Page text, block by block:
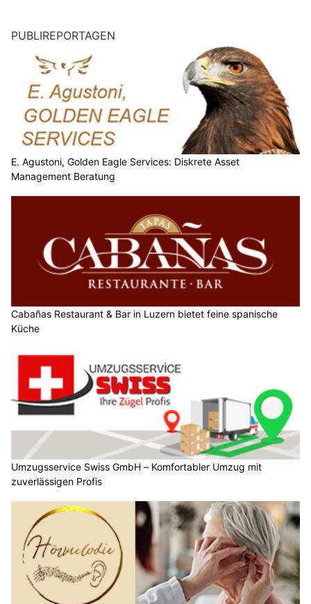
PUBLIREPORTAGEN
E. Agustoni, Golden Eagle Services: Diskrete Asset
Management Beratung
Cabañas Restaurant & Bar in Luzern bietet feine spanische
Küche
Umzugsservice Swiss GmbH – Komfortabler Umzug mit
zuverlässigen Profis